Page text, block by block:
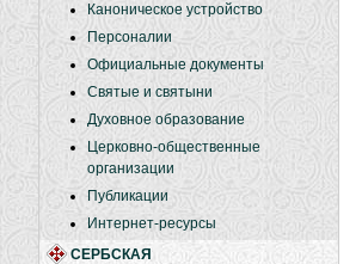
Каноническое устройство
Персоналии
Официальные документы
Святые и святыни
Духовное образование
Церковно-общественные
организации
Публикации
Интернет-ресурсы
СЕРБСКАЯ